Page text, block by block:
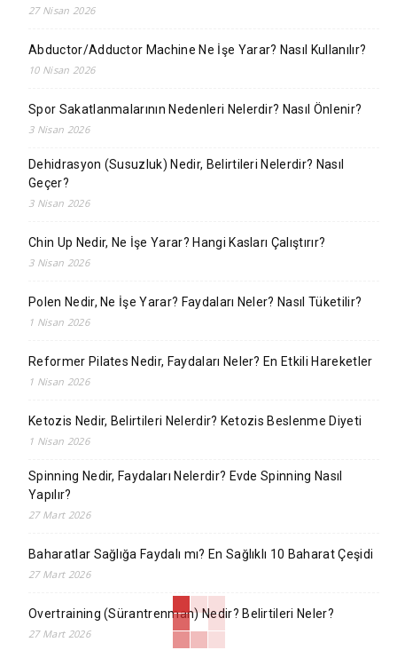
27 Nisan 2026
Abductor/Adductor Machine Ne İşe Yarar? Nasıl Kullanılır?
10 Nisan 2026
Spor Sakatlanmalarının Nedenleri Nelerdir? Nasıl Önlenir?
3 Nisan 2026
Dehidrasyon (Susuzluk) Nedir, Belirtileri Nelerdir? Nasıl
Geçer?
3 Nisan 2026
Chin Up Nedir, Ne İşe Yarar? Hangi Kasları Çalıştırır?
3 Nisan 2026
Polen Nedir, Ne İşe Yarar? Faydaları Neler? Nasıl Tüketilir?
1 Nisan 2026
Reformer Pilates Nedir, Faydaları Neler? En Etkili Hareketler
1 Nisan 2026
Ketozis Nedir, Belirtileri Nelerdir? Ketozis Beslenme Diyeti
1 Nisan 2026
Spinning Nedir, Faydaları Nelerdir? Evde Spinning Nasıl
Yapılır?
27 Mart 2026
Baharatlar Sağlığa Faydalı mı? En Sağlıklı 10 Baharat Çeşidi
27 Mart 2026
Overtraining (Sürantrenman) Nedir? Belirtileri Neler?
27 Mart 2026